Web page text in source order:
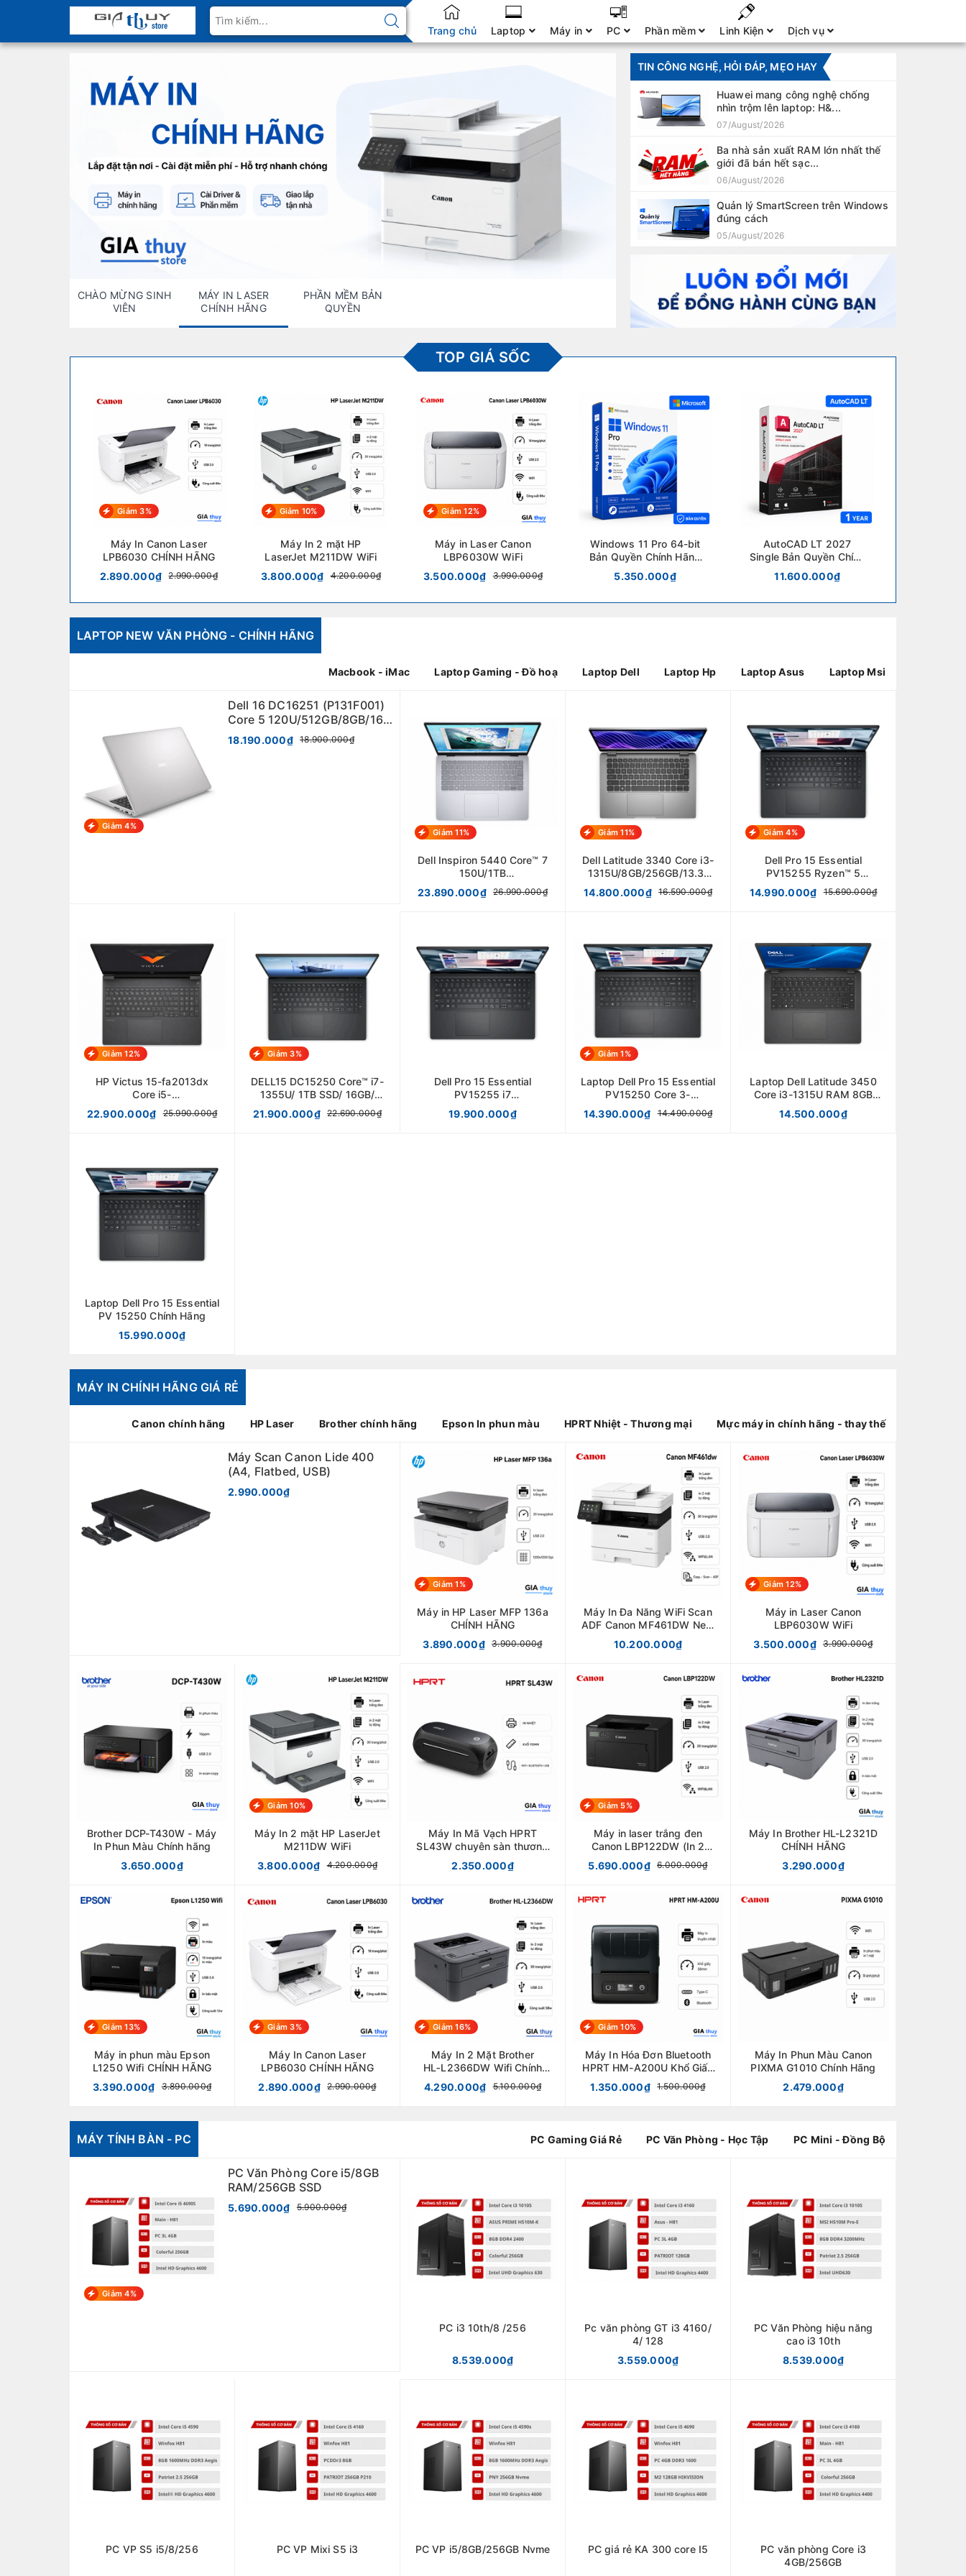
Trang chủ Laptop Máy in PC Phần mềm Linh Kiện Dịch vụ
CHÀO MỪNG SINH
VIÊN
MÁY IN LASER
CHÍNH HÃNG
PHẦN MỀM BẢN
QUYỀN
TIN CÔNG NGHỆ, HỎI ĐÁP, MẸO HAY
Huawei mang công nghệ chống
nhìn trộm lên laptop: H&...
07/August/2026
Ba nhà sản xuất RAM lớn nhất thế
giới đã bán hết sạc...
06/August/2026
Quản lý SmartScreen trên Windows
đúng cách
05/August/2026
TOP GIÁ SỐC
Giảm 3%
Máy In Canon Laser
LPB6030 CHÍNH HÃNG
2.890.000₫
2.990.000₫
Giảm 10%
Máy In 2 mặt HP
LaserJet M211DW WiFi
3.800.000₫
4.200.000₫
Giảm 12%
Máy in Laser Canon
LBP6030W WiFi
3.500.000₫
3.990.000₫
Windows 11 Pro 64-bit
Bản Quyền Chính Hãng
FQC-10572 Key Điện Tử
5.350.000₫
AutoCAD LT 2027
Single Bản Quyền Chính
Hãng Autodesk
11.600.000₫
LAPTOP NEW VĂN PHÒNG - CHÍNH HÃNG
Macbook - iMac Laptop Gaming - Đồ hoạ Laptop Dell Laptop Hp Laptop Asus Laptop Msi
Giảm 4%
Dell 16 DC16251 (P131F001)
Core 5 120U/512GB/8GB/16"
FHD+ TOUCHSCREEN/ WIN
11/SILVER.
18.190.000₫ 18.900.000₫
Giảm 11%
Dell Inspiron 5440 Core™ 7
150U/1TB
SSD/16GB/WIN11/Ice
Blue/14" 2.5K
23.890.000₫ 26.990.000₫
Giảm 11%
Dell Latitude 3340 Core i3-
1315U/8GB/256GB/13.3"
FHD/Win 11
14.800.000₫ 16.590.000₫
Giảm 4%
Dell Pro 15 Essential
PV15255 Ryzen™ 5
7520U/8GB/512GB/ 15,6"
IPS FHD
14.990.000₫ 15.690.000₫
Giảm 12%
HP Victus 15-fa2013dx
Core i5-
13420H/16GB/512GB/RTX
3050 6GB/15.6'' FHD
22.900.000₫ 25.990.000₫
Giảm 3%
DELL15 DC15250 Core™ i7-
1355U/ 1TB SSD/ 16GB/
15.6"/WIN11/ CARBON
BLACK
21.900.000₫ 22.690.000₫
Dell Pro 15 Essential
PV15255 i7
1355U/8GB/512GB/ 15,6"
IPS FHD
19.900.000₫
Giảm 1%
Laptop Dell Pro 15 Essential
PV15250 Core 3-
100U/8GB/512GB Chính
Hãng
14.390.000₫ 14.490.000₫
Laptop Dell Latitude 3450
Core i3-1315U RAM 8GB
SSD 256GB
14.500.000₫
Laptop Dell Pro 15 Essential
PV 15250 Chính Hãng
15.990.000₫
MÁY IN CHÍNH HÃNG GIÁ RẺ
Canon chính hãng HP Laser Brother chính hãng Epson In phun màu HPRT Nhiệt - Thương mại Mực máy in chính hãng - thay thế
Máy Scan Canon Lide 400
(A4, Flatbed, USB)
2.990.000₫
Giảm 1%
Máy in HP Laser MFP 136a
CHÍNH HÃNG
3.890.000₫
3.900.000₫
Máy In Đa Năng WiFi Scan
ADF Canon MF461DW New
VAT
10.200.000₫
Giảm 12%
Máy in Laser Canon
LBP6030W WiFi
3.500.000₫
3.990.000₫
Brother DCP-T430W - Máy
In Phun Màu Chính hãng
3.650.000₫
Giảm 10%
Máy In 2 mặt HP LaserJet
M211DW WiFi
3.800.000₫
4.200.000₫
Máy In Mã Vạch HPRT
SL43W chuyên sàn thương
mại
2.350.000₫
Giảm 5%
Máy in laser trắng đen
Canon LBP122DW (In 2
Mặt/LAN/Wifi)
5.690.000₫ 6.000.000₫
Máy In Brother HL-L2321D
CHÍNH HÃNG
3.290.000₫
Giảm 13%
Máy in phun màu Epson
L1250 Wifi CHÍNH HÃNG
3.390.000₫
3.890.000₫
Giảm 3%
Máy In Canon Laser
LPB6030 CHÍNH HÃNG
2.890.000₫
2.990.000₫
Giảm 16%
Máy In 2 Mặt Brother
HL‑L2366DW Wifi Chính
Hãng
4.290.000₫ 5.100.000₫
Giảm 10%
Máy In Hóa Đơn Bluetooth
HPRT HM-A200U Khổ Giấy
58mm Chính Hãng
1.350.000₫ 1.500.000₫
Máy In Phun Màu Canon
PIXMA G1010 Chính Hãng
2.479.000₫
MÁY TÍNH BÀN - PC PC Gaming Giá Rẻ PC Văn Phòng - Học Tập PC Mini - Đồng Bộ
Giảm 4%
PC Văn Phòng Core i5/8GB
RAM/256GB SSD
5.690.000₫ 5.900.000₫
PC i3 10th/8 /256
8.539.000₫
Pc văn phòng GT i3 4160/
4/ 128
3.559.000₫
PC Văn Phòng hiệu năng
cao i3 10th
8.539.000₫
PC VP S5 i5/8/256 PC VP Mixi S5 i3 PC VP i5/8GB/256GB Nvme PC giá rẻ KA 300 core I5
PC văn phòng Core i3
4GB/256GB